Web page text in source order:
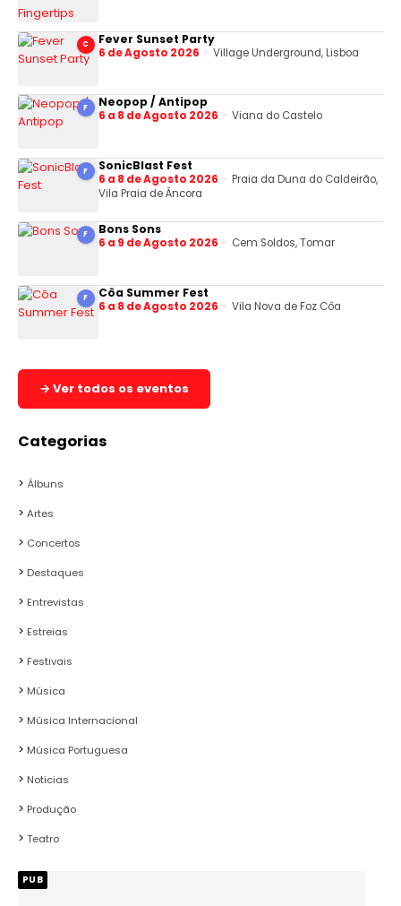
C Fever Sunset Party
6 de Agosto 2026 Village Underground, Lisboa
F Neopop / Antipop
6 a 8 de Agosto 2026 Viana do Castelo
F SonicBlast Fest
6 a 8 de Agosto 2026
Praia da Duna do Caldeirão,
Vila Praia de Âncora
F Bons Sons
6 a 9 de Agosto 2026 Cem Soldos, Tomar
F Côa Summer Fest
6 a 8 de Agosto 2026 Vila Nova de Foz Côa
→ Ver todos os eventos
Categorias
Álbuns
Artes
Concertos
Destaques
Entrevistas
Estreias
Festivais
Música
Música Internacional
Música Portuguesa
Noticias
Produção
Teatro
PUB